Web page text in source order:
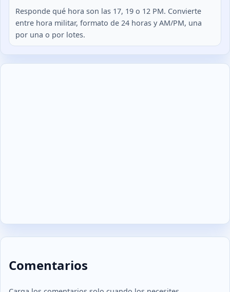
Responde qué hora son las 17, 19 o 12 PM. Convierte
entre hora militar, formato de 24 horas y AM/PM, una
por una o por lotes.
Comentarios